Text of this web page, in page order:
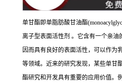
单甘酯即单脂肪酸甘油酯
离子型表面活性剂 。它含有一个亲油
因而具有良好的表面活性，可以作为
等领域。近来的研究发现，某些单甘
酯研究和开发具有重要的应用价值。